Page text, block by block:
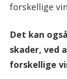
forskellige
Det kan
skader, ved
forskellige